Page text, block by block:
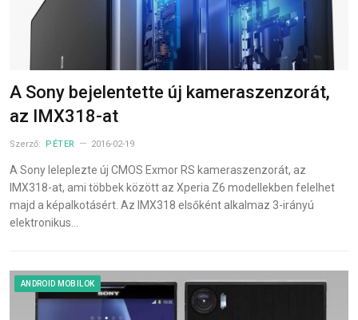
A Sony bejelentette új kameraszenzorát,
az IMX318-at
Szerző: PÉTER 2016-02-19
A Sony leleplezte új CMOS Exmor RS kameraszenzorát, az
IMX318-at, ami többek között az Xperia Z6 modellekben felelhet
majd a képalkotásért. Az IMX318 elsőként alkalmaz 3-irányú
elektronikus…
ANDROID MOBILOK